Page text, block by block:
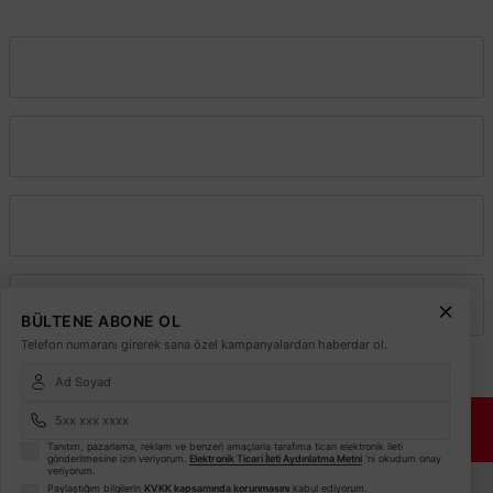
© 2026Elektrikmarket.com.tr
ETBİS
BÜLTENE ABONE OL
Telefon numaranı girerek sana özel kampanyalardan haberdar ol.
Tanıtım, pazarlama, reklam ve benzeri amaçlarla tarafıma ticari elektronik ileti
gönderilmesine izin veriyorum. Elektronik Ticari İleti Aydınlatma Metni 'ni okudum onay
veriyorum.
Paylaştığım bilgilerin KVKK kapsamında korunmasını kabul ediyorum.